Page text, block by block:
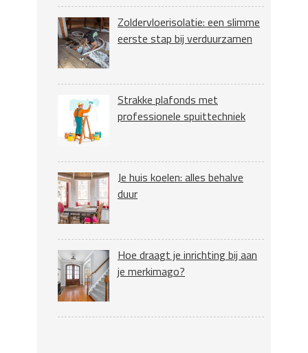
Zoldervloerisolatie: een slimme
eerste stap bij verduurzamen
Strakke plafonds met
professionele spuittechniek
Je huis koelen: alles behalve
duur
Hoe draagt je inrichting bij aan
je merkimago?